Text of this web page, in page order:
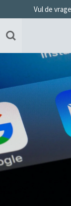
direct
naar
hoofdinhoud
Vul de